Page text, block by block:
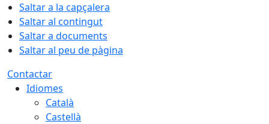
Saltar a la capçalera
Saltar al contingut
Saltar a documents
Saltar al peu de pàgina
Contactar
Idiomes
Català
Castellà